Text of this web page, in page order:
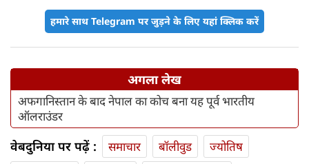
हमारे साथ Telegram पर जुड़ने के लिए यहां क्लिक करें
अगला लेख
अफगानिस्तान के बाद नेपाल का कोच बना यह पूर्व भारतीय
ऑलराउंडर
वेबदुनिया पर पढ़ें : समाचार बॉलीवुड
ज्योतिष